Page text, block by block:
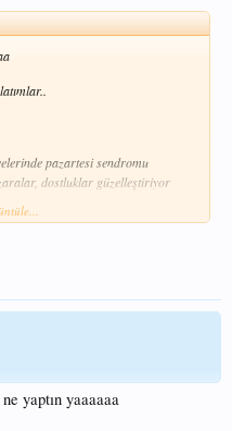
pazartesi sendromu
dostluklar güzelleştiriyor
yaptın yaaaaaa